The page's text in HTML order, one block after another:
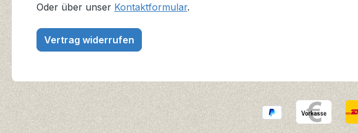
Oder über unser Kontaktformular.
Vertrag widerrufen